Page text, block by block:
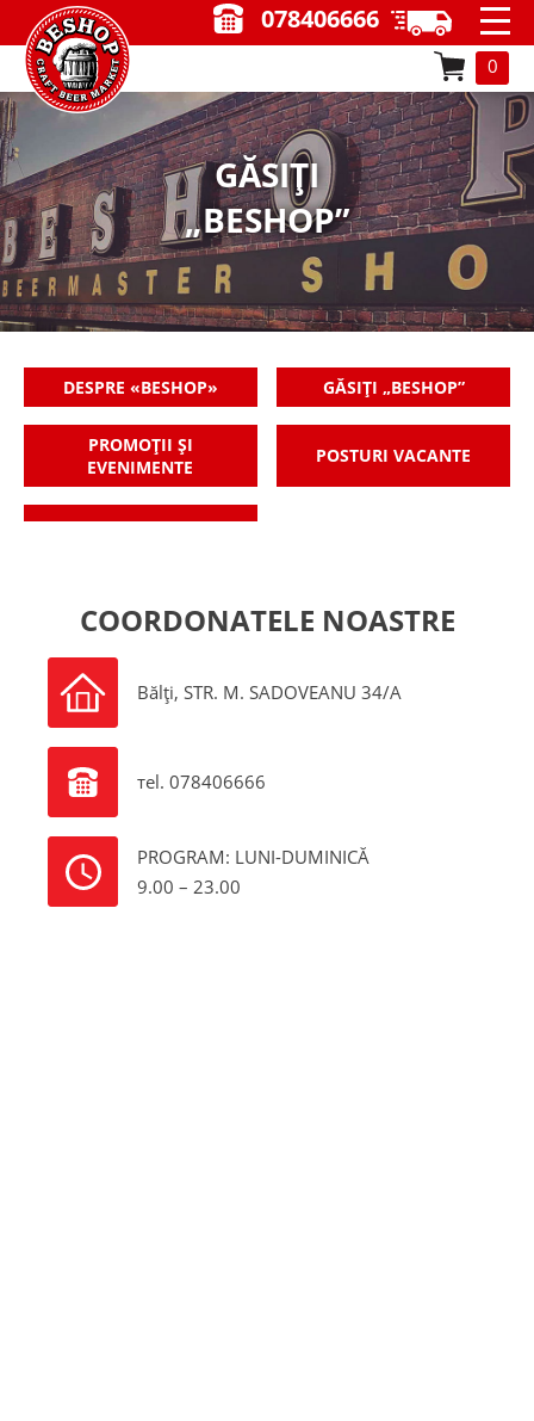
078406666
0
GĂSIȚI
„BESHOP”
DESPRE «BESHOP» GĂSIȚI „BESHOP”
PROMOȚII ȘI
EVENIMENTE
POSTURI VACANTE
COORDONATELE NOASTRE
Bălți, STR. M. SADOVEANU 34/A
теl. 078406666
PROGRAM: LUNI-DUMINICĂ
9.00 – 23.00